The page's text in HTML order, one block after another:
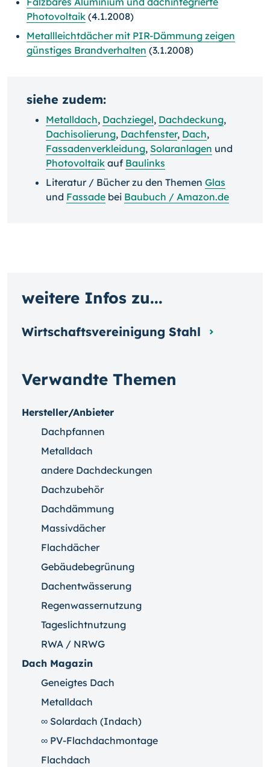
Photovoltaik (4.1.2008)
Metallleichtdächer mit PIR-Dämmung zeigen
günstiges Brandverhalten (3.1.2008)
siehe zudem:
Metalldach, Dachziegel, Dachdeckung,
Dachisolierung, Dachfenster, Dach,
Fassadenverkleidung, Solaranlagen und
Photovoltaik auf Baulinks
Literatur / Bücher zu den Themen Glas
und Fassade bei Baubuch / Amazon.de
Verwandte Themen
Hersteller/Anbieter
Dachpfannen
Metalldach
andere Dachdeckungen
Dachzubehör
Dachdämmung
Massivdächer
Flachdächer
Gebäudebegrünung
Dachentwässerung
Regenwassernutzung
Tageslichtnutzung
RWA / NRWG
Dach Magazin
Geneigtes Dach
Metalldach
∞ Solardach (Indach)
∞ PV-Flachdachmontage
Flachdach
weitere Infos zu...
Wirtschaftsvereinigung Stahl